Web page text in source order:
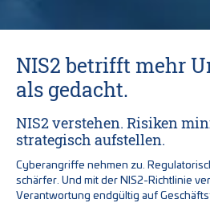
NIS2 betrifft mehr
als gedacht.
NIS2 verstehen. Risiken
strategisch aufstellen.
Cyberangriffe nehmen zu.
schärfer. Und mit der NIS2-Richtlinie
Verantwortung endgültig auf